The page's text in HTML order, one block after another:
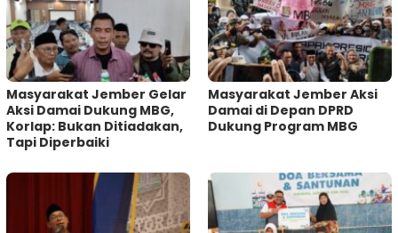
Masyarakat Jember Gelar
Aksi Damai Dukung MBG,
Korlap: Bukan Ditiadakan,
Tapi Diperbaiki
Masyarakat Jember Aksi
Damai di Depan DPRD
Dukung Program MBG